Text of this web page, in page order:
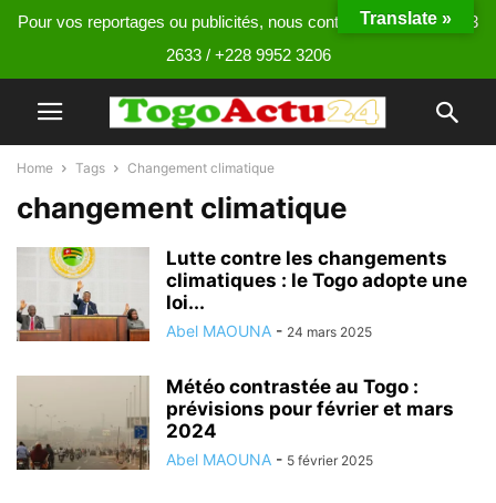
Pour vos reportages ou publicités, nous contacter au +228 9013
2633 / +228 9952 3206
Home Tags Changement climatique
changement climatique
Lutte contre les changements
climatiques : le Togo adopte une
loi...
Abel MAOUNA - 24 mars 2025
Météo contrastée au Togo :
prévisions pour février et mars
2024
Abel MAOUNA - 5 février 2025
Translate »